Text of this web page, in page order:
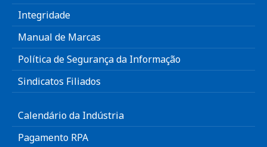
Integridade
Manual de Marcas
Política de Segurança da Informação
Sindicatos Filiados
Calendário da Indústria
Pagamento RPA